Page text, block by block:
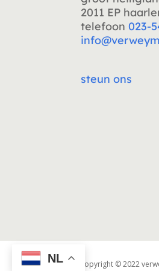
2011 EP
telefoon023-
steun ons
copyright © 2022
NL